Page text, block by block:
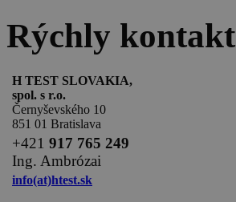
Rýchly kontakt
H TEST SLOVAKIA,
spol. s r.o.
Černyševského 10
851 01 Bratislava
+421 917 765 249
Ing. Ambrózai
info(at)htest.sk